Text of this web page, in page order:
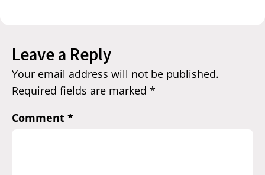
Leave a Reply
Your email address will not be published.
Required fields are marked *
Comment *